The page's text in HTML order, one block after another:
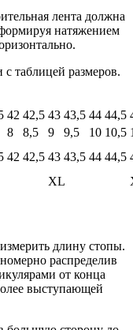
лента должна
натяжением
таблицей размеров.
42 42,5 43 43,5 44 44,5
8 8,5 9 9,5 10 10,5
42 42,5 43 43,5 44 44,5
XL
длину стопы.
распределив
от конца
выступающей